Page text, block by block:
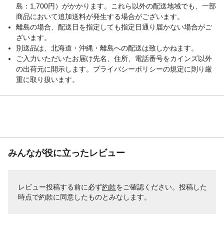
島：1,700円）がかかります。これら以外の配送地域でも、一部
商品において追加送料が発生する場合がございます。
離島の場合、配送日を指定しても指定日通り届かない場合がご
ざいます。
別送品は、北海道・沖縄・離島への配送は致しかねます。
ご入力いただいたお届け先名、住所、電話番号をカインズ以外
の出荷元に開示します。プライバシーポリシーの規定に則り厳
重に取り扱います。
みんなが役に立ったレビュー
レビュー投稿する前に必ず約款をご確認ください。投稿した
時点で約款に同意したものとみなします。